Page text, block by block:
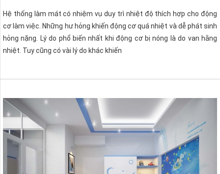
Hệ thống làm mát có nhiệm vụ duy trì nhiệt độ thích hợp cho động
cơ làm việc. Những hư hỏng khiến động cơ quá nhiệt và dễ phát sinh
hỏng nặng. Lý do phổ biến nhất khi động cơ bị nóng là do van hằng
nhiệt. Tuy cũng có vài lý do khác khiến